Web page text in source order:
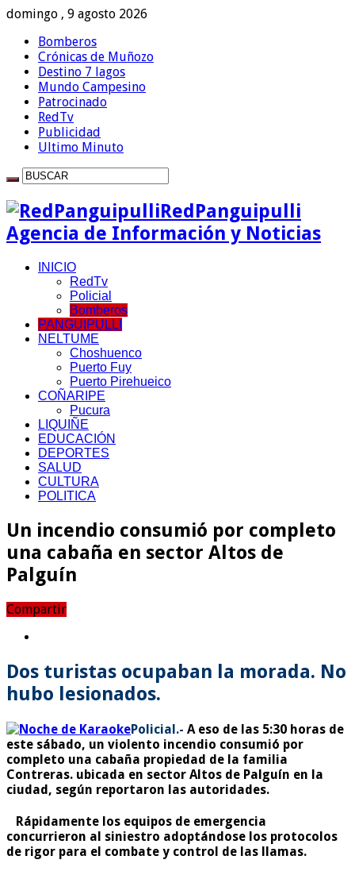
domingo , 9 agosto 2026
Bomberos
Crónicas de Muñozo
Destino 7 lagos
Mundo Campesino
Patrocinado
RedTv
Publicidad
Ultimo Minuto
RedPanguipulli
Agencia de Información y Noticias
INICIO
RedTv
Policial
Bomberos
PANGUIPULLI
NELTUME
Choshuenco
Puerto Fuy
Puerto Pirehueico
COÑARIPE
Pucura
LIQUIÑE
EDUCACIÓN
DEPORTES
SALUD
CULTURA
POLITICA
Un incendio consumió por completo
una cabaña en sector Altos de
Palguín
Compartir
Dos turistas ocupaban la morada. No
hubo lesionados.
Policial.- A eso de las 5:30 horas de
este sábado, un violento incendio consumió por
completo una cabaña propiedad de la familia
Contreras. ubicada en sector Altos de Palguín en la
ciudad, según reportaron las autoridades.
Rápidamente los equipos de emergencia
concurrieron al siniestro adoptándose los protocolos
de rigor para el combate y control de las llamas.